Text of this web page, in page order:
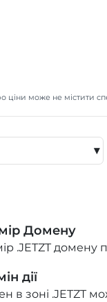
ціни може не містити
▾
Домену
.JETZT домену
дії
в зоні .JETZT